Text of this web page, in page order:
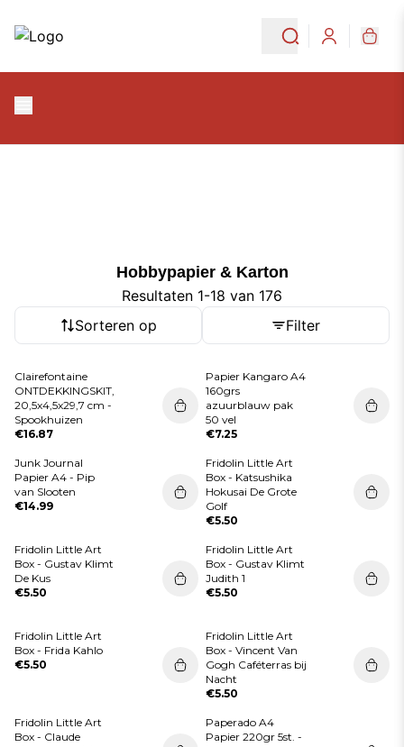
Login
Hobbypapier & Karton
Hobbypapier & Karton
Resultaten 1-18 van 176
Sorteren op
Filter
Clairefontaine
ONTDEKKINGSKIT,
20,5x4,5x29,7 cm -
Spookhuizen
€16.87
Papier Kangaro A4
160grs
azuurblauw pak
50 vel
€7.25
Junk Journal
Papier A4 - Pip
van Slooten
€14.99
Fridolin Little Art
Box - Katsushika
Hokusai De Grote
Golf
€5.50
Fridolin Little Art
Box - Gustav Klimt
De Kus
€5.50
Fridolin Little Art
Box - Gustav Klimt
Judith 1
€5.50
Fridolin Little Art
Box - Frida Kahlo
€5.50
Fridolin Little Art
Box - Vincent Van
Gogh Caféterras bij
Nacht
€5.50
Fridolin Little Art
Box - Claude
Paperado A4
Papier 220gr 5st. -